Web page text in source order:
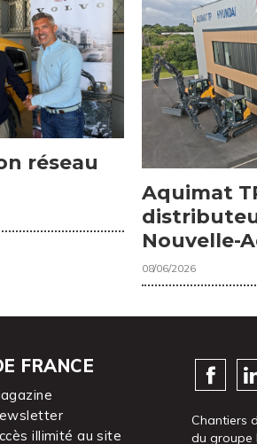
réseau
Aquimat
Nouvelle-
08/06/2026
FRANCE
illimité au site
Chantiers
du groupe